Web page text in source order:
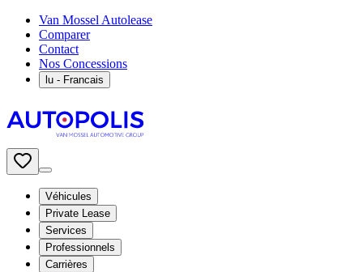
Van Mossel Autolease
Comparer
Contact
Nos Concessions
lu - Francais
Véhicules
Private Lease
Services
Professionnels
Carrières